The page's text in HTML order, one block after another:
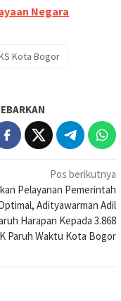
Negara
Kota Bogor
Pos berikutnya
Pelayanan Pemerintah
Adityawarman Adil
Harapan Kepada 3.868
Paruh Waktu Kota Bogor